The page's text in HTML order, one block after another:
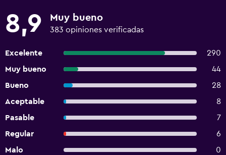
8,9 Muy bueno
383 opiniones verificadas
Excelente
290
Muy bueno
44
Bueno
28
Aceptable
8
Pasable
7
Regular
6
Malo
0